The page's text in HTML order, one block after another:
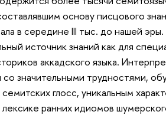
основу писцового
в середине III тыс. до нашей
источник знаний как для
аккадского языка.
значительными трудностями,
глосс, уникальным
ранних идиомов